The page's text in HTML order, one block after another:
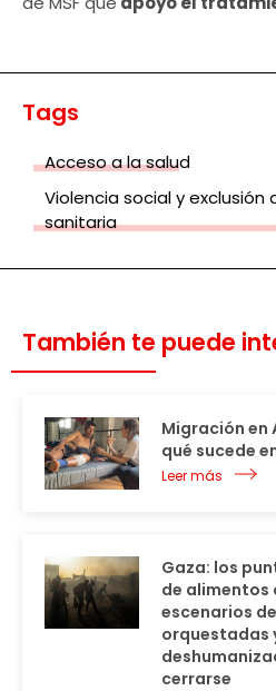
Tags
Acceso a la salud
Violencia social y exclusión
sanitaria
También te puede
Migración en
qué sucede
Leer más
Gaza: los
de alimentos
escenarios
orquestadas
cerrarse